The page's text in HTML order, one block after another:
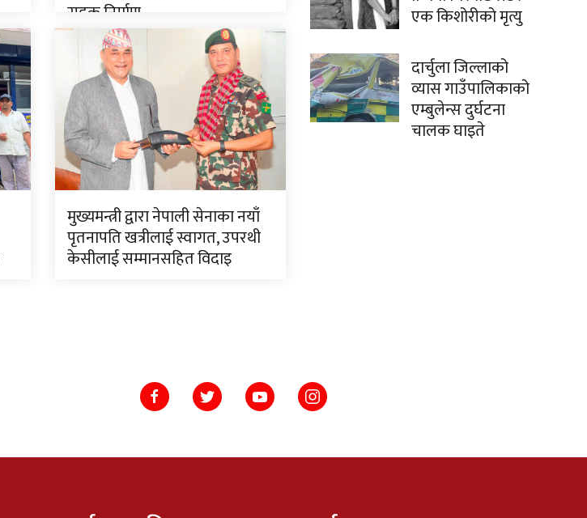
सडक निर्माण
मुख्यमन्त्री द्वारा नेपाली सेनाका नयाँ
पृतनापति खत्रीलाई स्वागत, उपरथी
केसीलाई सम्मानसहित विदाइ
एक किशोरीको मृत्यु
दार्चुला जिल्लाको
व्यास गाउँपालिकाको
एम्बुलेन्स दुर्घटना
चालक घाइते